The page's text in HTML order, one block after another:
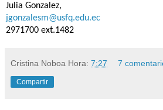
Julia Gonzalez,
jgonzalesm@usfq.edu.ec
2971700 ext.1482
Cristina Noboa Hora: 7:27 7
Compartir